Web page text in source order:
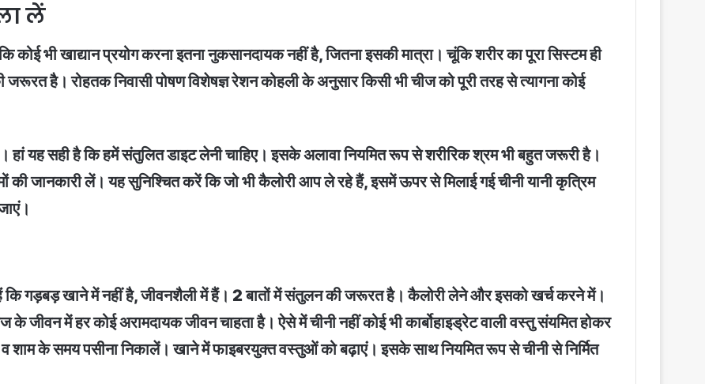
लें
कोई भी खाद्यान प्रयोग करना इतना नुकसानदायक नहीं है, जितना इसकी मात्रा। चूंकि शरीर का पूरा सिस्टम ही
है। रोहतक निवासी पोषण विशेषज्ञ रेशन कोहली के अनुसार किसी भी चीज को पूरी तरह से त्यागना कोई
यह सही है कि हमें संतुलित डाइट लेनी चाहिए। इसके अलावा नियमित रूप से शरीरिक श्रम भी बहुत जरूरी है।
की जानकारी लें। यह सुनिश्चित करें कि जो भी कैलोरी आप ले रहे हैं, इसमें ऊपर से मिलाई गई चीनी यानी कृत्रिम
कि गड़बड़ खाने में नहीं है, जीवनशैली में हैं। 2 बातों में संतुलन की जरूरत है। कैलोरी लेने और इसको खर्च करने में।
जीवन में हर कोई अरामदायक जीवन चाहता है। ऐसे में चीनी नहीं कोई भी कार्बोहाइड्रेट वाली वस्तु संयमित होकर
शाम के समय पसीना निकालें। खाने में फाइबरयुक्त वस्तुओं को बढ़ाएं। इसके साथ नियमित रूप से चीनी से निर्मित